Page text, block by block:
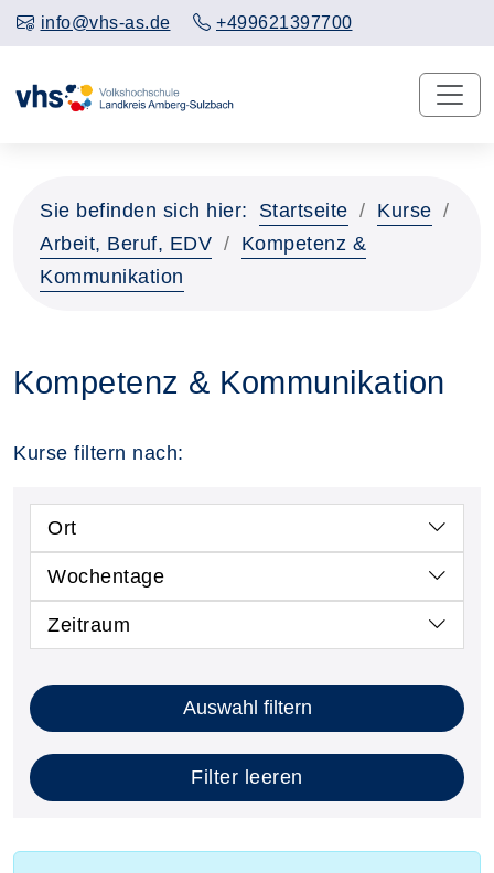
info@vhs-as.de +499621397700
Sie befinden sich hier: Startseite
Kurse
Arbeit, Beruf, EDV
Kompetenz &
Kommunikation
Kompetenz & Kommunikation
Kurse filtern nach:
Ort
Wochentage
Zeitraum
Auswahl filtern
Filter leeren